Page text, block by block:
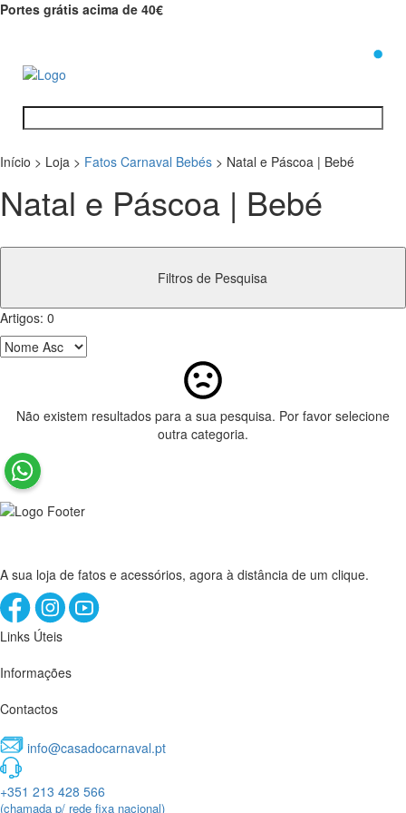
Portes grátis acima de 40€
Início > Loja > Fatos Carnaval Bebés > Natal e Páscoa | Bebé
Natal e Páscoa | Bebé
Filtros de Pesquisa
Artigos: 0
Não existem resultados para a sua pesquisa. Por favor selecione
outra categoria.
A sua loja de fatos e acessórios, agora à distância de um clique.
Links Úteis
Informações
Contactos
info@casadocarnaval.pt
+351 213 428 566
(chamada p/ rede fixa nacional)